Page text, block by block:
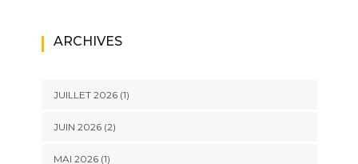
ARCHIVES
JUILLET 2026(1)
JUIN 2026(2)
MAI 2026(1)